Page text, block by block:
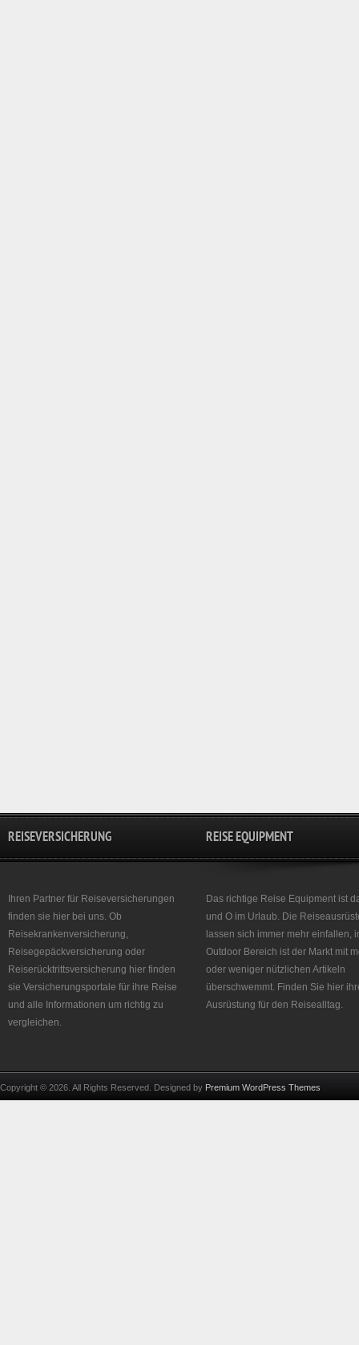
REISEVERSICHERUNG
Ihren Partner für Reiseversicherungen
finden sie hier bei uns. Ob
Reisekrankenversicherung,
Reisegepäckversicherung oder
Reiserücktrittsversicherung hier finden
sie Versicherungsportale für ihre Reise
und alle Informationen um richtig zu
vergleichen.
REISE EQUIPMENT
Das richtige Reise Equipment ist
und O im Urlaub. Die
lassen sich immer mehr einfallen,
Outdoor Bereich ist der Markt mit
oder weniger nützlichen Artikeln
überschwemmt. Finden Sie hier
Ausrüstung für den Reisealltag.
Copyright © 2026. All Rights Reserved. Designed by Premium WordPress Themes